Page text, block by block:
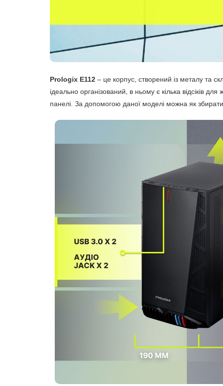
Prologix E112 – це корпус, створений із металу та
ідеально організований, в ньому є кілька відсіків
панелі. За допомогою даної моделі можна як збирати